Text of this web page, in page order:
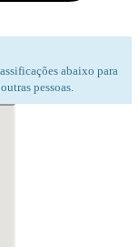
abaixo para
pessoas.